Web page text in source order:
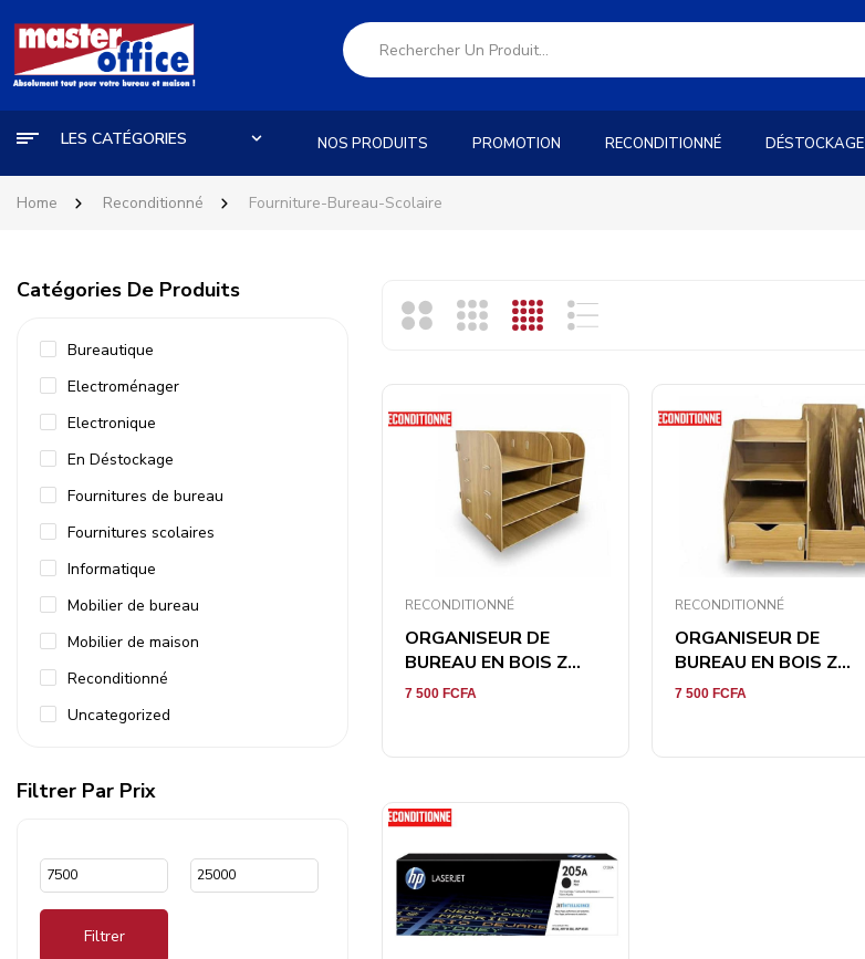
LES CATÉGORIES NOS PRODUITS PROMOTION RECONDITIONNÉ DÉSTOCKAGE
Home Reconditionné Fourniture-Bureau-Scolaire
Catégories De Produits
Bureautique
Electroménager
Electronique
En Déstockage
Fournitures de bureau
Fournitures scolaires
Informatique
Mobilier de bureau
Mobilier de maison
Reconditionné
Uncategorized
Filtrer Par Prix
Filtrer
RECONDITIONNÉ
ORGANISEUR DE
BUREAU EN BOIS Z...
7 500 FCFA
RECONDITIONNÉ
ORGANISEUR DE
BUREAU EN BOIS Z...
7 500 FCFA